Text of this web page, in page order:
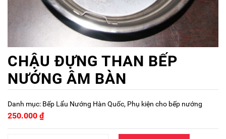
CHẬU ĐỰNG THAN BẾP
NƯỚNG ÂM BÀN
Danh mục: Bếp Lẩu Nướng Hàn Quốc, Phụ kiện cho bếp nướng
250.000 ₫